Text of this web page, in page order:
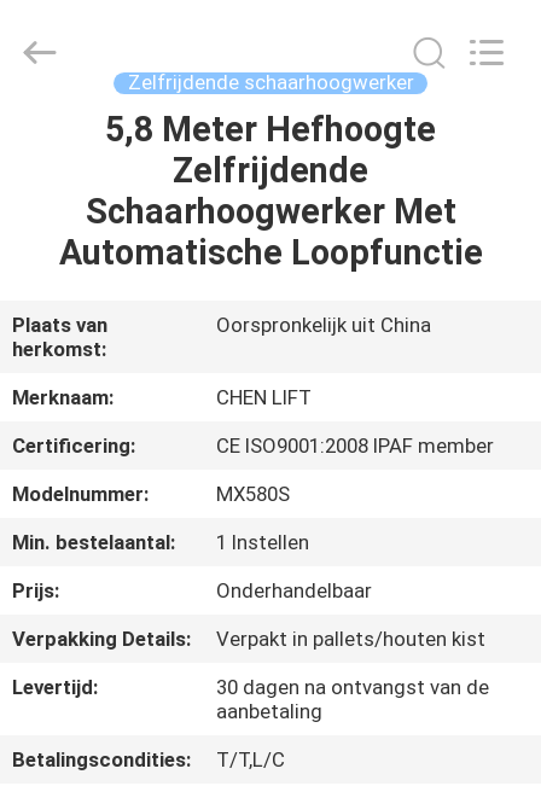
PRODUCTEN
ONS
FABRIEKSTOCHT
KWALITEITSCONTROLE
NEEM
CONTACT
MET
ONS
LTD.
Zelfrijdende schaarhoogwerker
5,8 Meter Hefhoogte
Zelfrijdende
Schaarhoogwerker Met
Automatische Loopfunctie
Plaats van
herkomst:
Oorspronkelijk uit China
Merknaam:
CHEN LIFT
Certificering:
CE ISO9001:2008 IPAF member
Modelnummer:
MX580S
Min. bestelaantal:
1 Instellen
Prijs:
Onderhandelbaar
Verpakking Details:
Verpakt in pallets/houten kist
Levertijd:
30 dagen na ontvangst van de
aanbetaling
Betalingscondities:
T/T,L/C